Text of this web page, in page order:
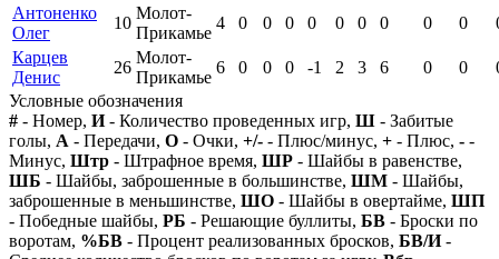
Антоненко
Олег
10
Молот-
Прикамье
4 0 0 0 0 0 0 0 0 0
Карцев
Денис
26
Молот-
Прикамье
6 0 0 0 -1 2 3 6 0 0
Условные обозначения
# - Номер, И- Количество проведенных игр, Ш - Забитые
голы, А - Передачи, О - Очки, +/- - Плюс/минус, + - Плюс, - -
Минус, Штр - Штрафное время, ШР - Шайбы в равенстве,
ШБ - Шайбы, заброшенные в большинстве, ШМ - Шайбы,
заброшенные в меньшинстве, ШО - Шайбы в овертайме, ШП
- Победные шайбы, РБ - Решающие буллиты, БВ - Броски по
воротам, %БВ - Процент реализованных бросков, БВ/И-